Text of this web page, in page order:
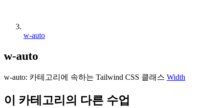
w-auto
w-auto
w-auto: 카테고리에 속하는 Tailwind CSS 클래스 Width
이 카테고리의 다른 수업